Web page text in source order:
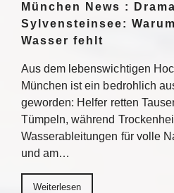
München News :
Sylvensteinsee:
Wasser fehlt
Aus dem lebenswichtigen
München ist ein bedrohlich
geworden: Helfer retten
Tümpeln, während
Wasserableitungen für volle
und am…
Weiterlesen